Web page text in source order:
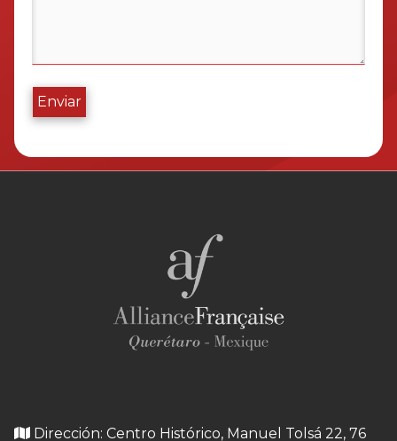
Enviar
Dirección: Centro Histórico, Manuel Tolsá 22, 76